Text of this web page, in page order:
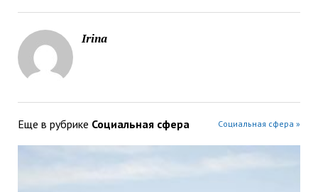
Irina
Еще в рубрике Социальная сфера Социальная сфера »